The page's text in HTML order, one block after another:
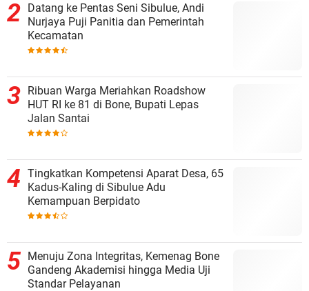
Datang ke Pentas Seni Sibulue, Andi
Nurjaya Puji Panitia dan Pemerintah
Kecamatan
Ribuan Warga Meriahkan Roadshow
HUT RI ke 81 di Bone, Bupati Lepas
Jalan Santai
Tingkatkan Kompetensi Aparat Desa, 65
Kadus-Kaling di Sibulue Adu
Kemampuan Berpidato
Menuju Zona Integritas, Kemenag Bone
Gandeng Akademisi hingga Media Uji
Standar Pelayanan